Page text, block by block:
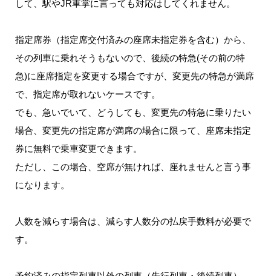
して、駅やJR車掌に言っても対応はしてくれません。
指定席券（指定席交付済みの座席未指定券を含む）から、
その列車に乗れそうもないので、後続の特急(その前の特
急)に座席指定を変更する場合ですが、変更先の特急が満席
で、指定席が取れないケースです。
でも、急いでいて、どうしても、変更先の特急に乗りたい
場合、変更先の指定席が満席の場合に限って、座席未指定
券に無料で乗車変更できます。
ただし、この場合、空席が無ければ、座れませんと言う事
になります。
人数を減らす場合は、減らす人数分の払戻手数料が必要で
す。